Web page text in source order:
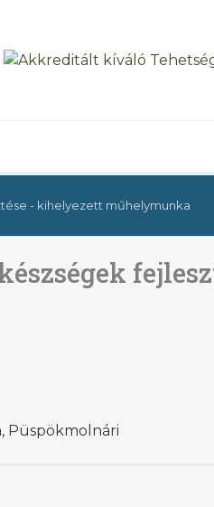
- kihelyezett műhelymunka
Püspökmolnári